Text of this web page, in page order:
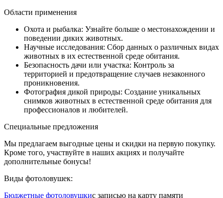
Области применения
Охота и рыбалка: Узнайте больше о местонахождении и
поведении диких животных.
Научные исследования: Сбор данных о различных видах
животных в их естественной среде обитания.
Безопасность дачи или участка: Контроль за
территорией и предотвращение случаев незаконного
проникновения.
Фотография дикой природы: Создание уникальных
снимков животных в естественной среде обитания для
профессионалов и любителей.
Специальные предложения
Мы предлагаем выгодные цены и скидки на первую покупку.
Кроме того, участвуйте в наших акциях и получайте
дополнительные бонусы!
Виды фотоловушек:
Бюджетные фотоловушкис записью на карту памяти